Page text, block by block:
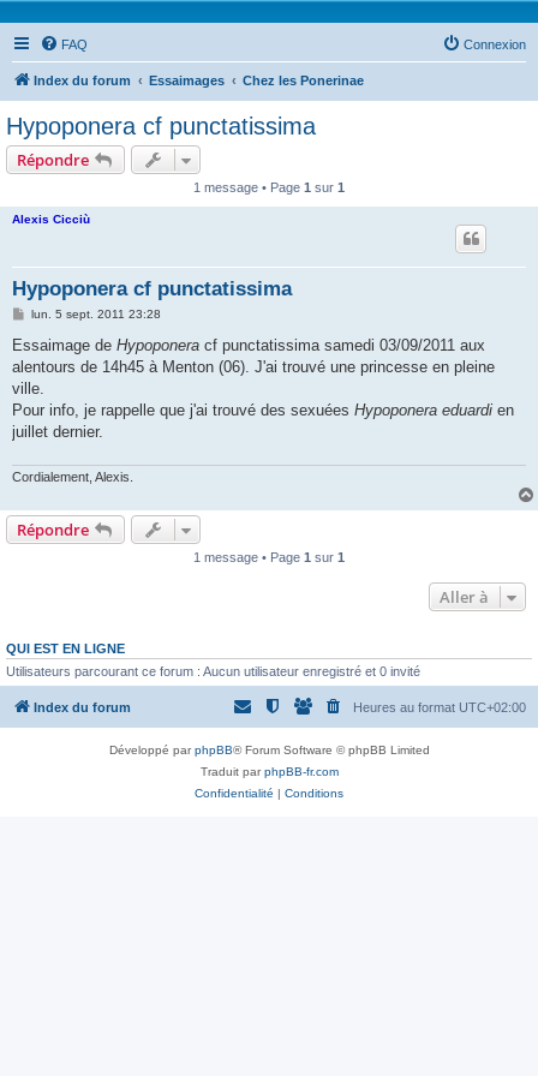
FAQ Connexion
Index du forum Essaimages Chez les Ponerinae
Hypoponera cf punctatissima
Répondre
1 message • Page 1 sur 1
Alexis Cicciù
Hypoponera cf punctatissima
M
s
a
g
lun. 5 sept. 2011 23:28
Essaimage de Hypoponera cf punctatissima samedi 03/09/2011 aux
alentours de 14h45 à Menton (06). J'ai trouvé une princesse en pleine
ville.
Pour info, je rappelle que j'ai trouvé des sexuées Hypoponera eduardi en
juillet dernier.
Cordialement, Alexis.
Répondre
1 message • Page 1 sur 1
Aller à
QUI EST EN LIGNE
Utilisateurs parcourant ce forum : Aucun utilisateur enregistré et 0 invité
Index du forum Heures au format UTC+02:00
Développé parphpBB® Forum Software © phpBB Limited
Traduit parphpBB-fr.com
Confidentialité | Conditions